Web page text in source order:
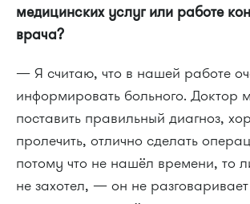
медицинских услуг или работе
врача?
— Я считаю, что в нашей работе
информировать больного. Доктор
поставить правильный диагноз,
пролечить, отлично сделать
потому что не нашёл времени, то
не захотел, — он не